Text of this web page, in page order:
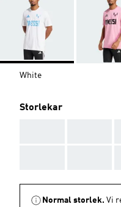
White
Storlekar
Normal storlek. Vi